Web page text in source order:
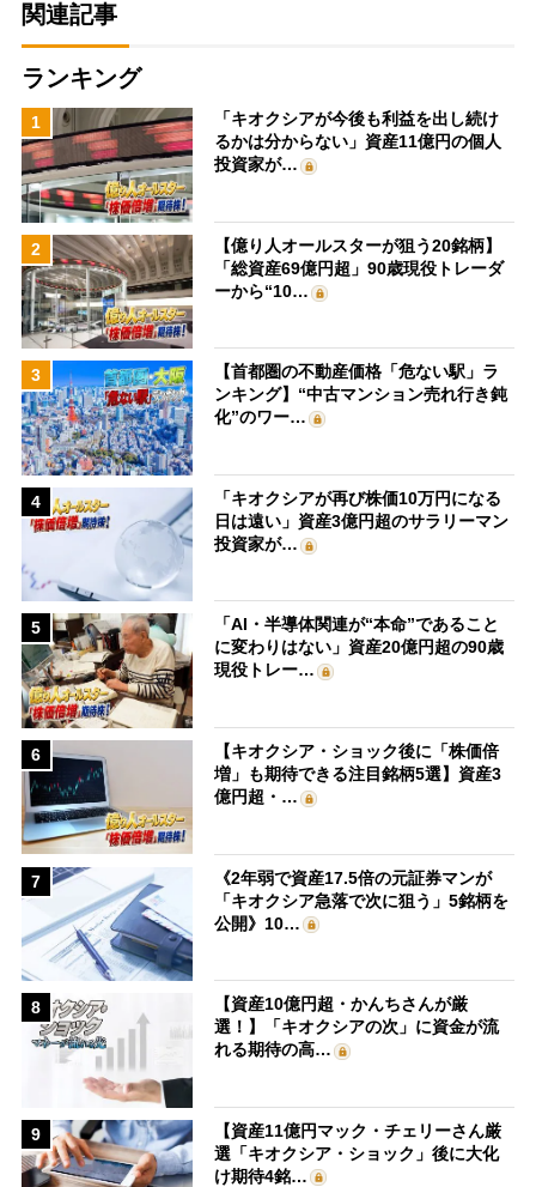
関連記事
ランキング
1
「キオクシアが今後も利益を出し続け
るかは分からない」資産11億円の個人
投資家が…
2
【億り人オールスターが狙う20銘柄】
「総資産69億円超」90歳現役トレーダ
ーから“10…
3
【首都圏の不動産価格「危ない駅」ラ
ンキング】“中古マンション売れ行き鈍
化”のワー…
4
「キオクシアが再び株価10万円になる
日は遠い」資産3億円超のサラリーマン
投資家が…
5
「AI・半導体関連が“本命”であること
に変わりはない」資産20億円超の90歳
現役トレー…
6
【キオクシア・ショック後に「株価倍
増」も期待できる注目銘柄5選】資産3
億円超・…
7
《2年弱で資産17.5倍の元証券マンが
「キオクシア急落で次に狙う」5銘柄を
公開》10…
8
【資産10億円超・かんちさんが厳
選！】「キオクシアの次」に資金が流
れる期待の高…
9
【資産11億円マック・チェリーさん厳
選「キオクシア・ショック」後に大化
け期待4銘…